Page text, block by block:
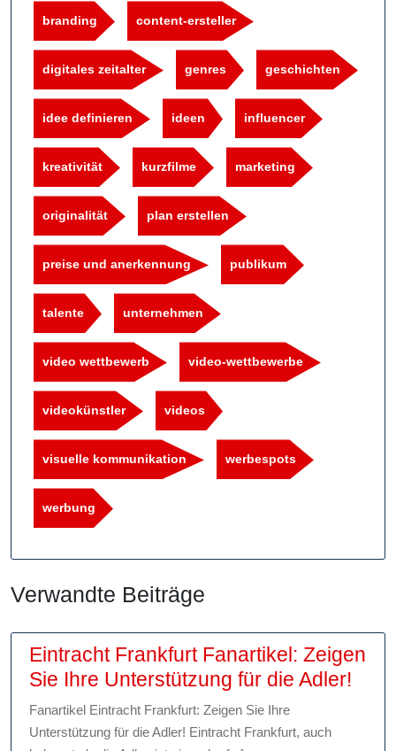
branding content-ersteller
digitales zeitalter genres geschichten
idee definieren ideen influencer
kreativität kurzfilme marketing
originalität plan erstellen
preise und anerkennung publikum
talente unternehmen
video wettbewerb video-wettbewerbe
videokünstler videos
visuelle kommunikation werbespots
werbung
Verwandte Beiträge
Eintracht Frankfurt Fanartikel: Zeigen
Sie Ihre Unterstützung für die Adler!
Fanartikel Eintracht Frankfurt: Zeigen Sie Ihre
Unterstützung für die Adler! Eintracht Frankfurt, auch